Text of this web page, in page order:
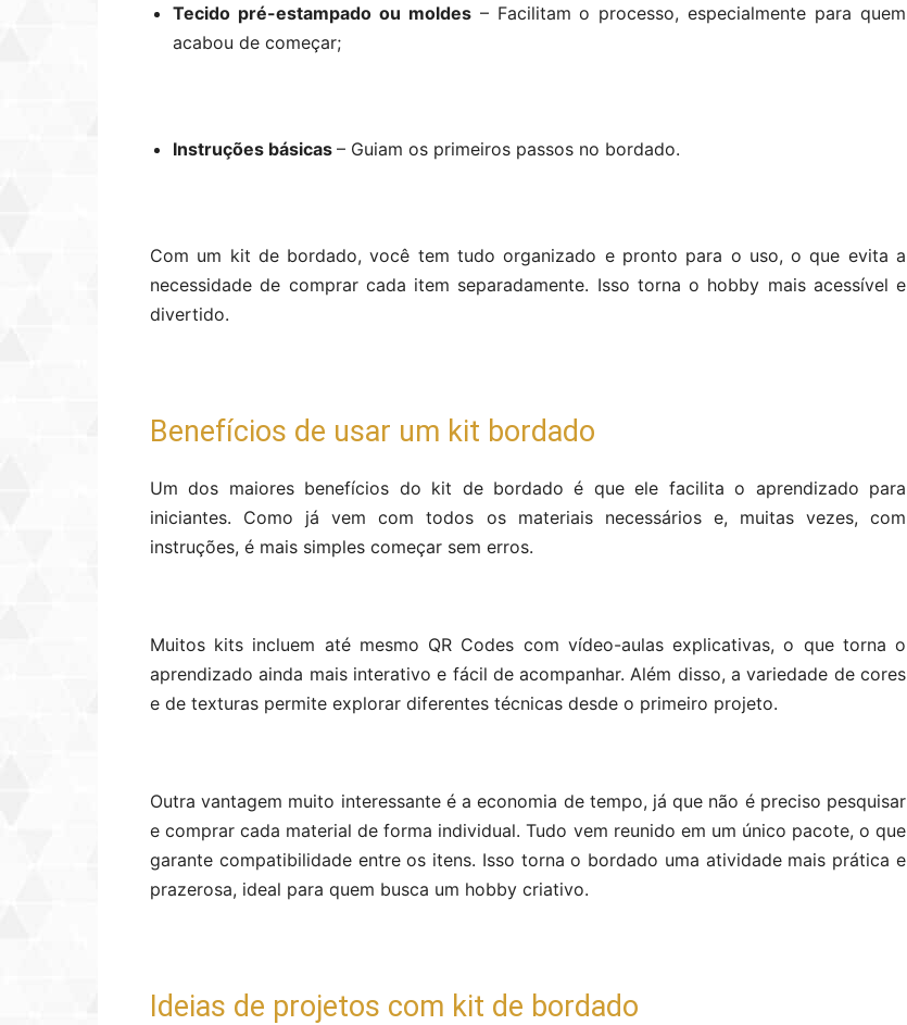
Tecido pré-estampado ou moldes– Facilitam o processo, especialmente para quem
acabou de começar;
Instruções básicas – Guiam os primeiros passos no bordado.
Com um kit de bordado, você tem tudo organizado e pronto para o uso, o que evita a
necessidade de comprar cada item separadamente. Isso torna o hobby mais acessível e
divertido.
Benefícios de usar um kit bordado
Um dos maiores benefícios do kit de bordado é que ele facilita o aprendizado para
iniciantes. Como já vem com todos os materiais necessários e, muitas vezes, com
instruções, é mais simples começar sem erros.
Muitos kits incluem até mesmo QR Codes com vídeo-aulas explicativas, o que torna o
aprendizado ainda mais interativo e fácil de acompanhar. Além disso, a variedade de cores
e de texturas permite explorar diferentes técnicas desde o primeiro projeto.
Outra vantagem muito interessante é a economia de tempo, já que não é preciso pesquisar
e comprar cada material de forma individual. Tudo vem reunido em um único pacote, o que
garante compatibilidade entre os itens. Isso torna o bordado uma atividade mais prática e
prazerosa, ideal para quem busca um hobby criativo.
Ideias de projetos com kit de bordado